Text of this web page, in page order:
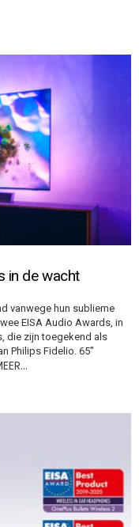
in de wacht
vanwege hun sublieme
EISA Audio Awards, in
die zijn toegekend als
Philips Fidelio. 65″